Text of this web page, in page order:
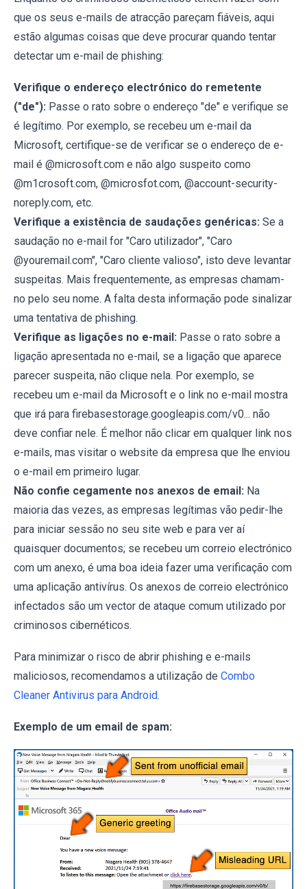
que os seus e-mails de atracção pareçam fiáveis, aqui
estão algumas coisas que deve procurar quando tentar
detectar um e-mail de phishing:
Verifique o endereço electrónico do remetente
("de"): Passe o rato sobre o endereço "de" e verifique se
é legítimo. Por exemplo, se recebeu um e-mail da
Microsoft, certifique-se de verificar se o endereço de e-
mail é @microsoft.com e não algo suspeito como
@m1crosoft.com, @microsfot.com, @account-security-
noreply.com, etc.
Verifique a existência de saudações genéricas: Se a
saudação no e-mail for "Caro utilizador", "Caro
@youremail.com", "Caro cliente valioso", isto deve levantar
suspeitas. Mais frequentemente, as empresas chamam-
no pelo seu nome. A falta desta informação pode sinalizar
uma tentativa de phishing.
Verifique as ligações no e-mail: Passe o rato sobre a
ligação apresentada no e-mail, se a ligação que aparece
parecer suspeita, não clique nela. Por exemplo, se
recebeu um e-mail da Microsoft e o link no e-mail mostra
que irá para firebasestorage.googleapis.com/v0... não
deve confiar nele. É melhor não clicar em qualquer link nos
e-mails, mas visitar o website da empresa que lhe enviou
o e-mail em primeiro lugar.
Não confie cegamente nos anexos de email: Na
maioria das vezes, as empresas legítimas vão pedir-lhe
para iniciar sessão no seu site web e para ver aí
quaisquer documentos; se recebeu um correio electrónico
com um anexo, é uma boa ideia fazer uma verificação com
uma aplicação antivírus. Os anexos de correio electrónico
infectados são um vector de ataque comum utilizado por
criminosos cibernéticos.
Para minimizar o risco de abrir phishing e e-mails
maliciosos, recomendamos a utilização de Combo
Cleaner Antivirus para Android.
Exemplo de um email de spam: